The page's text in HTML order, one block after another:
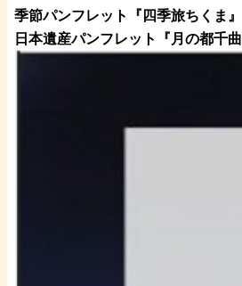
季節パンフレット『四季旅ちくま』
日本遺産パンフレット
『月の都千曲